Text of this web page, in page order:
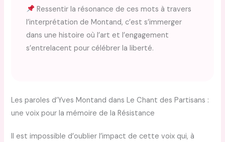
Ressentir la résonance de ces mots à travers
l’interprétation de Montand, c’est s’immerger
dans une histoire où l’art et l’engagement
s’entrelacent pour célébrer la liberté.
Les paroles d’Yves Montand dans Le Chant des Partisans :
une voix pour la mémoire de la Résistance
Il est impossible d’oublier l’impact de cette voix qui, à